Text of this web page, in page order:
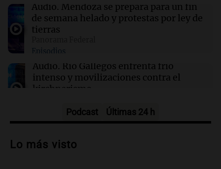
00:11 Clima
Clima en Rosario: cómo estará el tiempo este
Audio. Mendoza se prepara para un fin
de semana helado y protestas por ley de
tierras
Episodios
Audio. Río Gallegos enfrenta frío
intenso y movilizaciones contra el
kirchnerismo
Audio.Debate en el Senado sobre
la soberanía digital en Argentina
Podcast Últimas 24 h
Lo más visto